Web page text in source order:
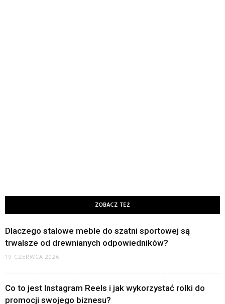
ZOBACZ TEŻ
Dlaczego stalowe meble do szatni sportowej są
trwalsze od drewnianych odpowiedników?
19 CZERWCA 2026
Co to jest Instagram Reels i jak wykorzystać rolki do
promocji swojego biznesu?